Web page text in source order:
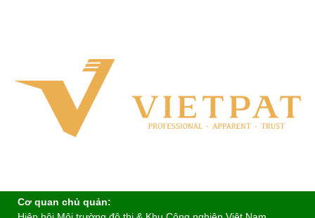
Cơ quan chủ quản: